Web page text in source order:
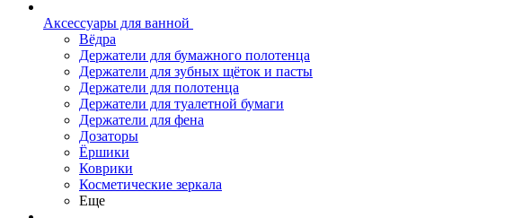
Аксессуары для ванной
Вёдра
Держатели для бумажного полотенца
Держатели для зубных щёток и пасты
Держатели для полотенца
Держатели для туалетной бумаги
Держатели для фена
Дозаторы
Ёршики
Коврики
Косметические зеркала
Еще